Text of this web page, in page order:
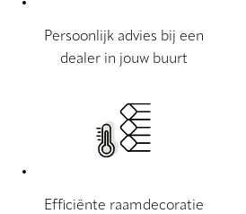
Persoonlijk advies bij een
dealer in jouw buurt
Efficiënte raamdecoratie